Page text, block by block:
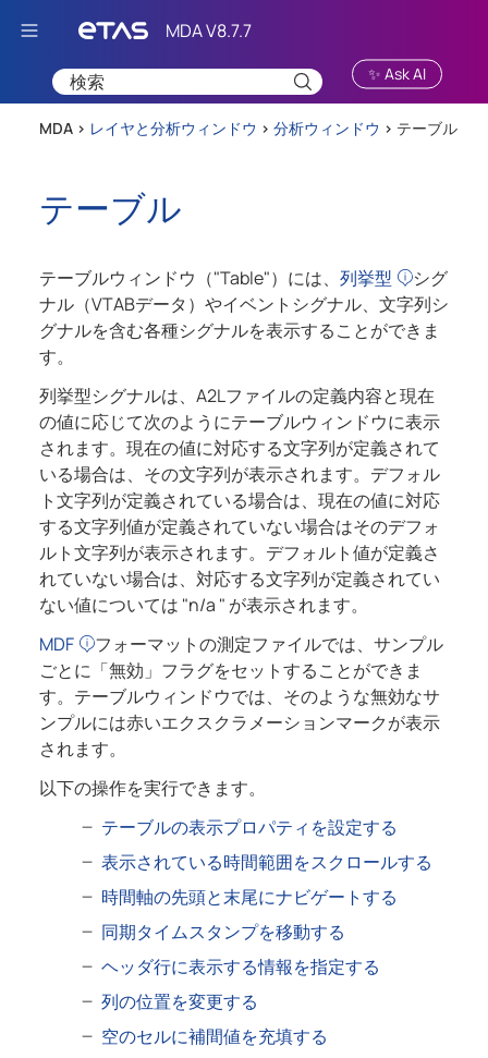
Skip To Main Content
✨ Ask AI
MDA > レイヤと分析ウィンドウ > 分析ウィンドウ > テーブル
テーブル
テーブルウィンドウ（"Table"）には、 列挙型
シグ
ナル（VTABデータ）やイベントシグナル、文字列シ
グナルを含む各種シグナルを表示することができま
す。
列挙型シグナルは、A2Lファイルの定義内容と現在
の値に応じて次のようにテーブルウィンドウに表示
されます。現在の値に対応する文字列が定義されて
いる場合は、その文字列が表示されます。デフォル
ト文字列が定義されている場合は、現在の値に対応
する文字列値が定義されていない場合はそのデフォ
ルト文字列が表示されます。デフォルト値が定義さ
れていない場合は、対応する文字列が定義されてい
ない値については "n/a " が表示されます。
MDF
フォーマットの測定ファイルでは、サンプル
ごとに「無効」フラグをセットすることができま
す。テーブルウィンドウでは、そのような無効なサ
ンプルには赤いエクスクラメーションマークが表示
されます。
以下の操作を実行できます。
テーブルの表示プロパティを設定する
表示されている時間範囲をスクロールする
時間軸の先頭と末尾にナビゲートする
同期タイムスタンプを移動する
ヘッダ行に表示する情報を指定する
列の位置を変更する
空のセルに補間値を充填する